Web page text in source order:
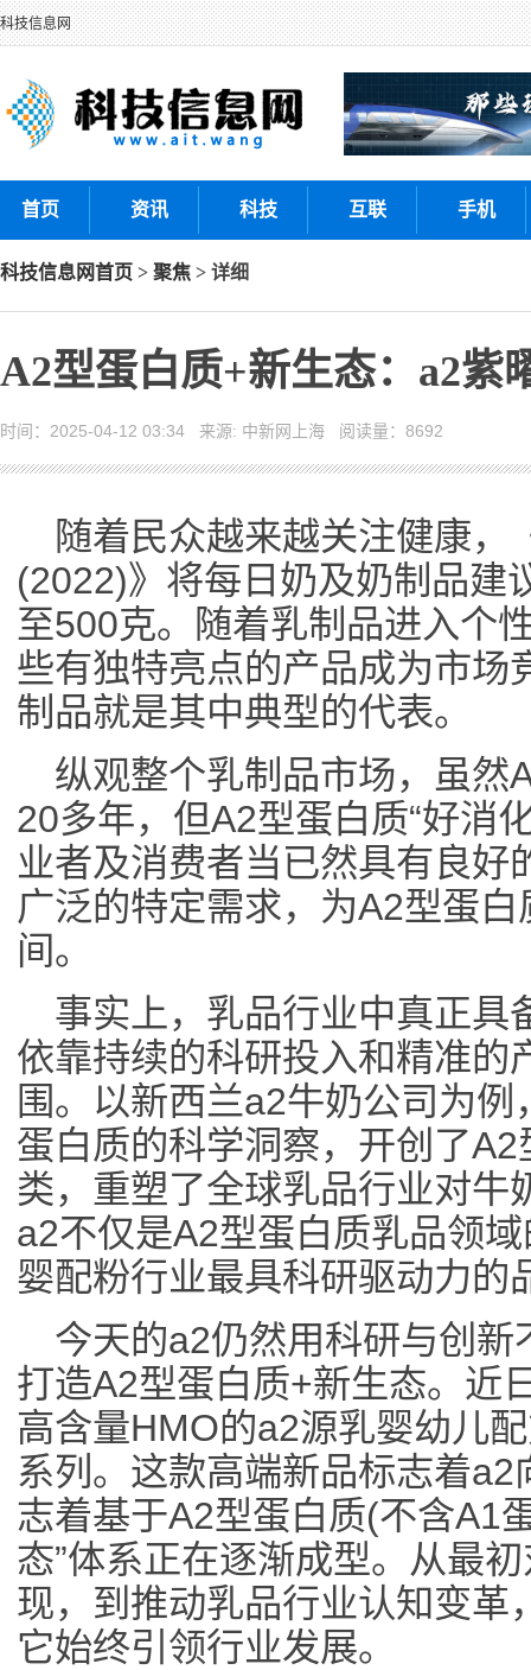
科技信息网
首页 资讯 科技 互联 手机
科技信息网首页 > 聚焦 > 详细
A2型蛋白质+新生态：a2
时间：2025-04-12 03:34 来源: 中新网上海 阅读量：8692
随着民众越来越关注健康，
(2022)》将每日奶及奶制品建
至500克。随着乳制品进入个
些有独特亮点的产品成为市场
制品就是其中典型的代表。
纵观整个乳制品市场，虽然
20多年，但A2型蛋白质“好消
业者及消费者当已然具有良好
广泛的特定需求，为A2型蛋
间。
事实上，乳品行业中真正具
依靠持续的科研投入和精准的
围。以新西兰a2牛奶公司为
蛋白质的科学洞察，开创了
类，重塑了全球乳品行业对牛
a2不仅是A2型蛋白质乳品领
婴配粉行业最具科研驱动力的
今天的a2仍然用科研与创
打造A2型蛋白质+新生态。近
高含量HMO的a2源乳婴幼儿
系列。这款高端新品标志着
志着基于A2型蛋白质(不含A1
态”体系正在逐渐成型。从最
现，到推动乳品行业认知变革
它始终引领行业发展。